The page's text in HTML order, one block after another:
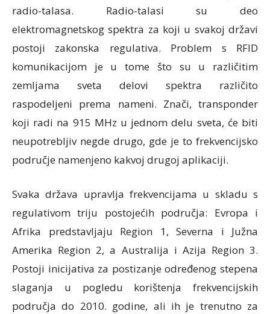
radio-talasa. Radio-talasi su deo
elektromagnetskog spektra za koji u svakoj državi
postoji zakonska regulativa. Problem s RFID
komunikacijom je u tome što su u različitim
zemljama sveta delovi spektra različito
raspodeljeni prema nameni. Znači, transponder
koji radi na 915 MHz u jednom delu sveta, će biti
neupotrebljiv negde drugo, gde je to frekvencijsko
područje namenjeno kakvoj drugoj aplikaciji.
Svaka država upravlja frekvencijama u skladu s
regulativom triju postojećih područja: Evropa i
Afrika predstavljaju Region 1, Severna i Južna
Amerika Region 2, a Australija i Azija Region 3.
Postoji inicijativa za postizanje određenog stepena
slaganja u pogledu korištenja frekvencijskih
područja do 2010. godine, ali ih je trenutno za